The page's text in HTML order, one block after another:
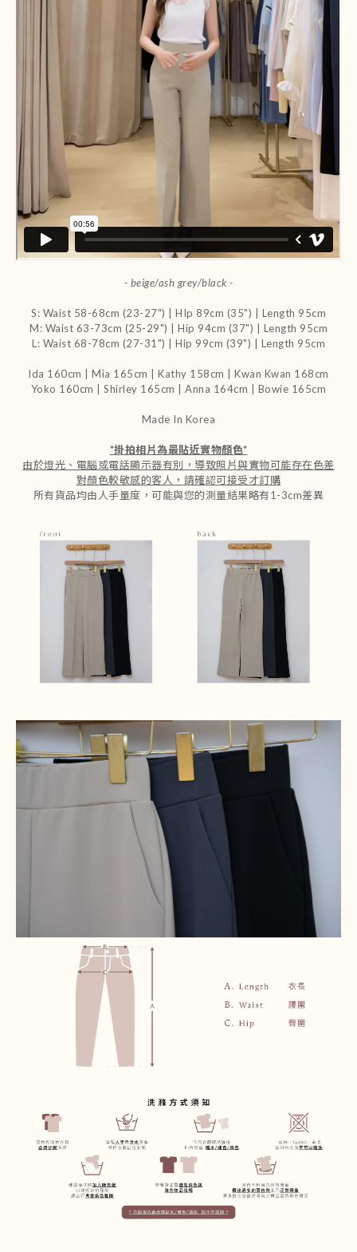
- beige/ash grey/black -
S: Waist 58-68cm (23-27") | HIp 89cm (35") | Length 95cm
M: Waist 63-73cm (25-29") | Hip 94cm (37") | Length 95cm
L: Waist 68-78cm (27-31") | Hip 99cm (39") | Length 95cm
Ida 160cm | Mia 165cm | Kathy 158cm | Kwan Kwan 168cm
Yoko 160cm | Shirley 165cm | Anna 164cm | Bowie 165cm
Made In Korea
*掛拍相片為最貼近實物顏色*
由於燈光、電腦或電話顯示器有別，導致照片與實物可能存在色差
對顏色較敏感的客人，請確認可接受才訂購
所有貨品均由人手量度，可能與您的測量結果略有1-3cm差異